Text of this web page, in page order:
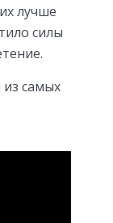
лучше
силы
самых